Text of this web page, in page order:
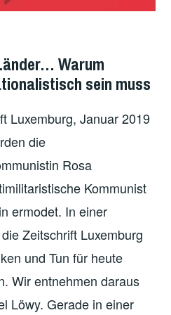
,
,
Warum
sein muss
Luxemburg, Januar 2019
die
Rosa
Kommunist
ermodet. In einer
Zeitschrift Luxemburg
und Tun für heute
Wir entnehmen daraus
Löwy. Gerade in einer